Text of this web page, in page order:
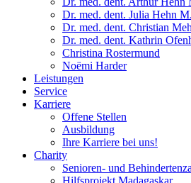
Dr. med. dent. Julia Hehn
Dr. med. dent. Christian
Dr. med. dent. Kathrin
Christina Rostermund
Noëmi Harder
Leistungen
Service
Karriere
Offene Stellen
Ausbildung
Ihre Karriere bei uns!
Charity
Senioren- und
Hilfsprojekt Madagaskar